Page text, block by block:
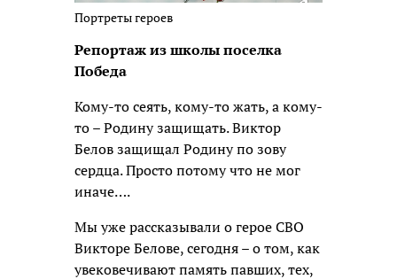
Портреты героев
Репортаж из школы поселка
Победа
Кому-то сеять, кому-то жать, а кому-
то – Родину защищать. Виктор
Белов защищал Родину по зову
сердца. Просто потому что не мог
иначе….
Мы уже рассказывали о герое СВО
Викторе Белове, сегодня – о том, как
увековечивают память павших, тех,